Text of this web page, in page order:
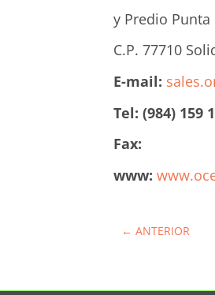
y Predio Punta
C.P. 77710
E-mail:
Tel: (984) 159
Fax:
www:
←ANTERIOR